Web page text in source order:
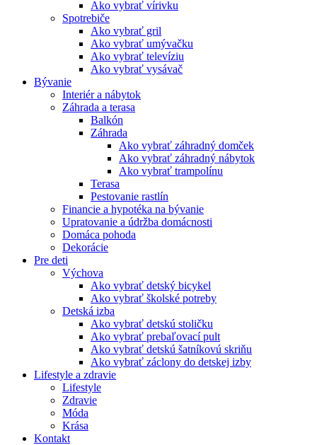
Ako vybrať vírivku
Spotrebiče
Ako vybrať gril
Ako vybrať umývačku
Ako vybrať televíziu
Ako vybrať vysávač
Bývanie
Interiér a nábytok
Záhrada a terasa
Balkón
Záhrada
Ako vybrať záhradný domček
Ako vybrať záhradný nábytok
Ako vybrať trampolínu
Terasa
Pestovanie rastlín
Financie a hypotéka na bývanie
Upratovanie a údržba domácnosti
Domáca pohoda
Dekorácie
Pre deti
Výchova
Ako vybrať detský bicykel
Ako vybrať školské potreby
Detská izba
Ako vybrať detskú stoličku
Ako vybrať prebaľovací pult
Ako vybrať detskú šatníkovú skriňu
Ako vybrať záclony do detskej izby
Lifestyle a zdravie
Lifestyle
Zdravie
Móda
Krása
Kontakt